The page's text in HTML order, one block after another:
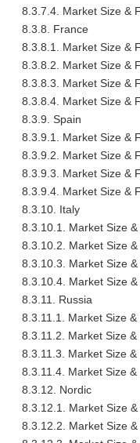
8.3.7.4. Market Size &
8.3.8. France
8.3.8.1. Market Size &
8.3.8.2. Market Size &
8.3.8.3. Market Size &
8.3.8.4. Market Size &
8.3.9. Spain
8.3.9.1. Market Size &
8.3.9.2. Market Size &
8.3.9.3. Market Size &
8.3.9.4. Market Size &
8.3.10. Italy
8.3.10.1. Market Size
8.3.10.2. Market Size
8.3.10.3. Market Size
8.3.10.4. Market Size
8.3.11. Russia
8.3.11.1. Market Size
8.3.11.2. Market Size
8.3.11.3. Market Size
8.3.11.4. Market Size
8.3.12. Nordic
8.3.12.1. Market Size
8.3.12.2. Market Size